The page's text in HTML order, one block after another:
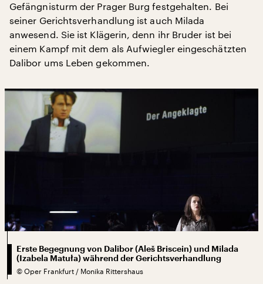
Gefängnisturm der Prager Burg festgehalten. Bei
seiner Gerichtsverhandlung ist auch Milada
anwesend. Sie ist Klägerin, denn ihr Bruder ist bei
einem Kampf mit dem als Aufwiegler eingeschätzten
Dalibor ums Leben gekommen.
Erste Begegnung von Dalibor (Aleš Briscein) und Milada
(Izabela Matuła) während der Gerichtsverhandlung
© Oper Frankfurt / Monika Rittershaus